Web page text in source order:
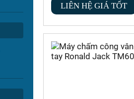
LIÊN HỆ GIÁ TỐT